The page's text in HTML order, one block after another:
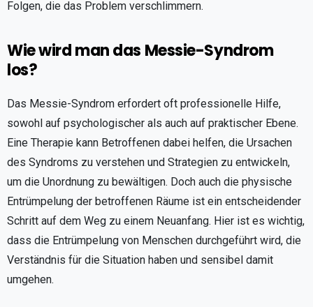
Folgen, die das Problem verschlimmern.
Wie wird man das Messie-Syndrom
los?
Das Messie-Syndrom erfordert oft professionelle Hilfe,
sowohl auf psychologischer als auch auf praktischer Ebene.
Eine Therapie kann Betroffenen dabei helfen, die Ursachen
des Syndroms zu verstehen und Strategien zu entwickeln,
um die Unordnung zu bewältigen. Doch auch die physische
Entrümpelung der betroffenen Räume ist ein entscheidender
Schritt auf dem Weg zu einem Neuanfang. Hier ist es wichtig,
dass die Entrümpelung von Menschen durchgeführt wird, die
Verständnis für die Situation haben und sensibel damit
umgehen.